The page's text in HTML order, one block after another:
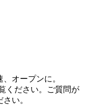
オープンに。
ください。ご質問が
い。